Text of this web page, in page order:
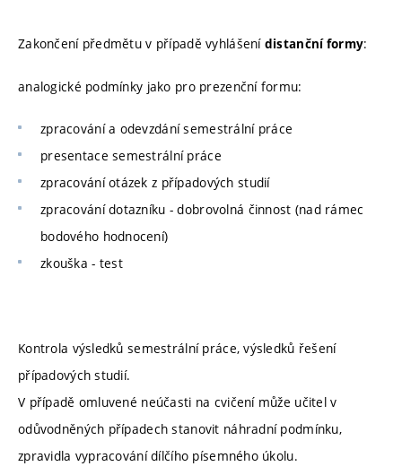
Zakončení předmětu v případě vyhlášení distanční formy:
analogické podmínky jako pro prezenční formu:
zpracování a odevzdání semestrální práce
presentace semestrální práce
zpracování otázek z případových studií
zpracování dotazníku - dobrovolná činnost (nad rámec
bodového hodnocení)
zkouška - test
Kontrola výsledků semestrální práce, výsledků řešení
případových studií.
V případě omluvené neúčasti na cvičení může učitel v
odůvodněných případech stanovit náhradní podmínku,
zpravidla vypracování dílčího písemného úkolu.